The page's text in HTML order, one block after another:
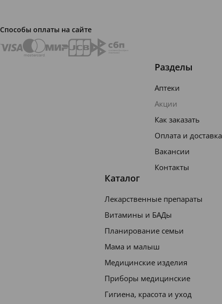
Способы оплаты на сайте
Разделы
Аптеки
Акции
Как заказать
Оплата и доставка
Вакансии
Контакты
Каталог
Лекарственные препараты
Витамины и БАДы
Планирование семьи
Мама и малыш
Медицинские изделия
Приборы медицинские
Гигиена, красота и уход